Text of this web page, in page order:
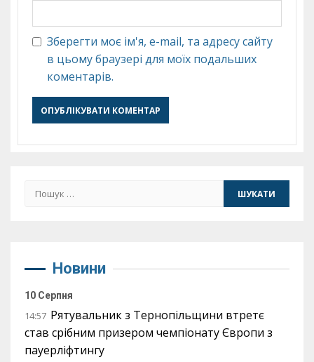
Зберегти моє ім'я, e-mail, та адресу сайту
в цьому браузері для моїх подальших
коментарів.
Пошук:
Новини
10 Серпня
14:57 Рятувальник з Тернопільщини втретє
став срібним призером чемпіонату Європи з
пауерліфтингу